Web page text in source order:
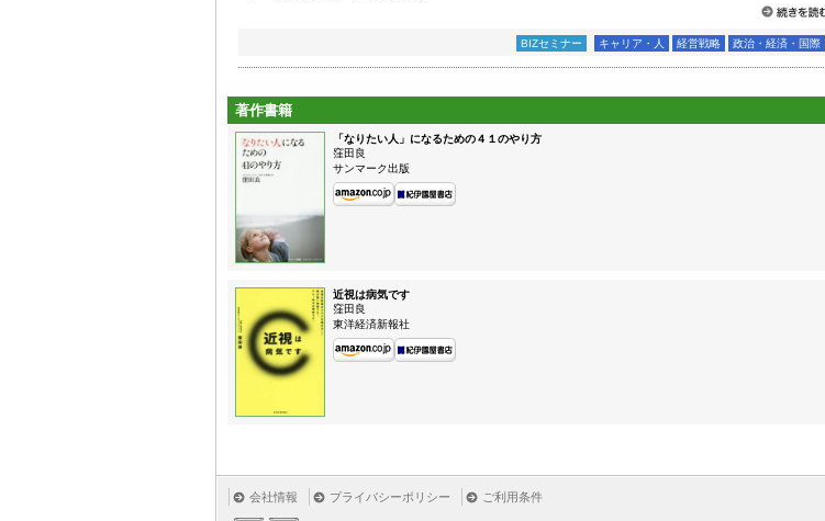
BIZセミナー キャリア・人 経営戦略 政治・経済・国際
著作書籍
「なりたい人」になるための４１のやり方
窪田良
サンマーク出版
近視は病気です
窪田良
東洋経済新報社
会社情報 プライバシーポリシー ご利用条件